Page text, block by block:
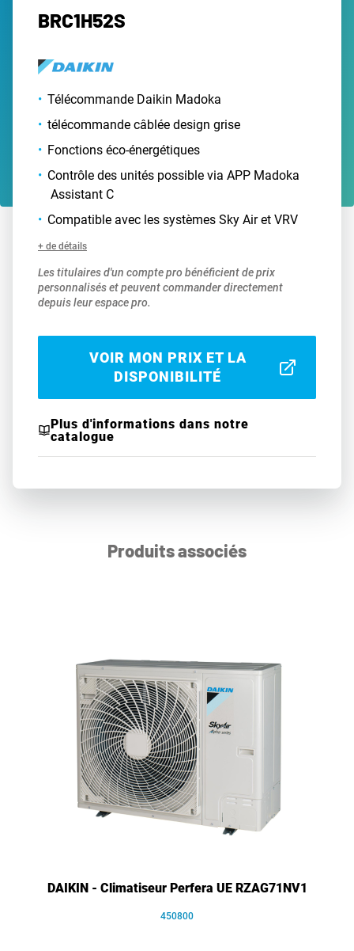
BRC1H52S
Télécommande Daikin Madoka
télécommande câblée design grise
Fonctions éco-énergétiques
Contrôle des unités possible via APP Madoka
Assistant C
Compatible avec les systèmes Sky Air et VRV
+ de détails
Les titulaires d'un compte pro bénéficient de prix
personnalisés et peuvent commander directement
depuis leur espace pro.
VOIR MON PRIX ET LA
DISPONIBILITÉ
Plus d'informations dans notre
catalogue
Produits associés
DAIKIN - Climatiseur Perfera UE RZAG71NV1
450800